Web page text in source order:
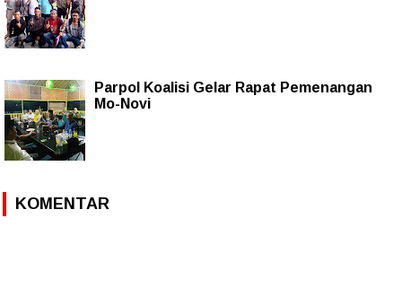
Parpol Koalisi Gelar Rapat Pemenangan
Mo-Novi
KOMENTAR